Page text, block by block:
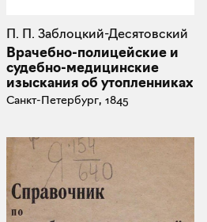
П. П. Заблоцкий-Десятовский
Врачебно-полицейские и
судебно-медицинские
изыскания об утопленниках
Санкт-Петербург, 1845